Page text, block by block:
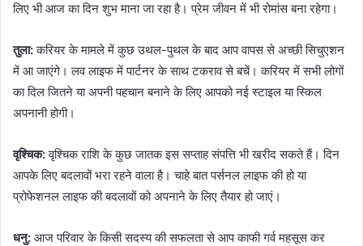
लिए भी आज का दिन शुभ माना जा रहा है। प्रेम जीवन में भी रोमांस बना रहेगा।
तुला:करियर के मामले में कुछ उथल-पुथल के बाद आप वापस से अच्छी सिचुएशन
में आ जाएंगे। लव लाइफ में पार्टनर के साथ टकराव से बचें। करियर में सभी लोगों
का दिल जितने या अपनी पहचान बनाने के लिए आपको नई स्टाइल या स्किल
अपनानी होगी।
वृश्चिक:वृश्चिक राशि के कुछ जातक इस सप्ताह संपत्ति भी खरीद सकते हैं। दिन
आपके लिए बदलावों भरा रहने वाला है। चाहे बात पर्सनल लाइफ की हो या
प्रोफेशनल लाइफ की बदलावों को अपनाने के लिए तैयार हो जाएं।
धनु: आज परिवार के किसी सदस्य की सफलता से आप काफी गर्व महसूस कर